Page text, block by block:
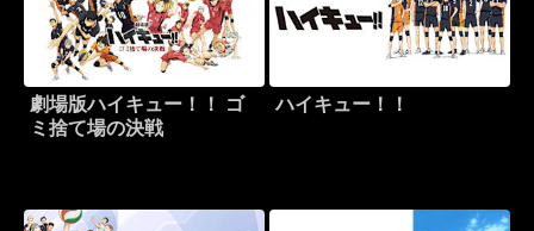
劇場版ハイキュー！！ ゴ
ミ捨て場の決戦
ハイキュー！！